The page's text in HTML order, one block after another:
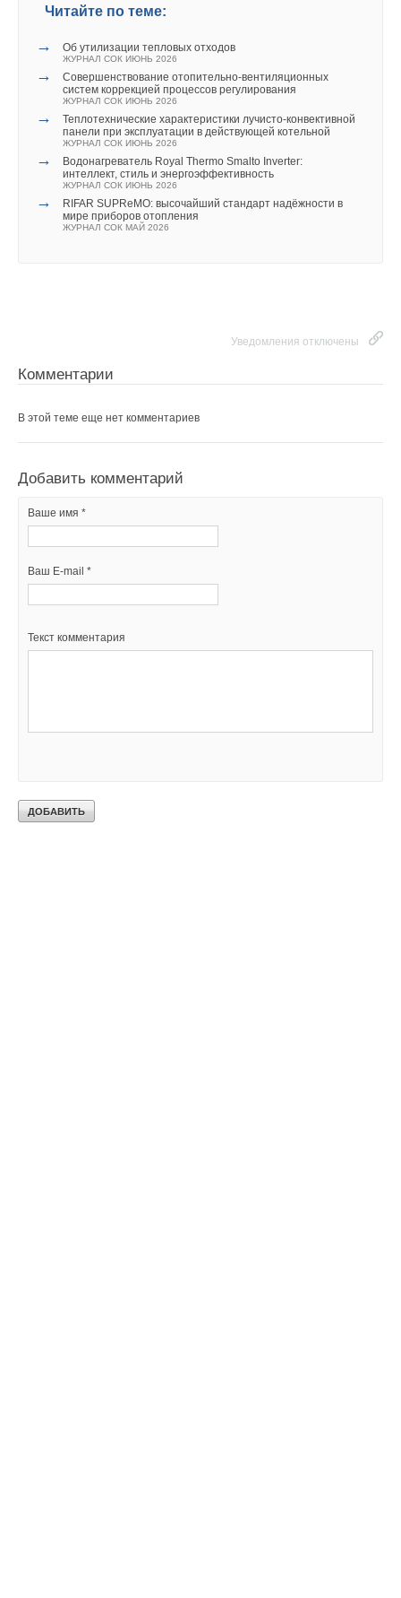
Читайте по теме:
→ Об утилизации тепловых отходов
ЖУРНАЛ СОК ИЮНЬ 2026
→
Совершенствование отопительно-вентиляционных
систем коррекцией процессов регулирования
ЖУРНАЛ СОК ИЮНЬ 2026
→
Теплотехнические характеристики лучисто-конвективной
панели при эксплуатации в действующей котельной
ЖУРНАЛ СОК ИЮНЬ 2026
→
Водонагреватель Royal Thermo Smalto Inverter:
интеллект, стиль и энергоэффективность
ЖУРНАЛ СОК ИЮНЬ 2026
→
RIFAR SUPReMO: высочайший стандарт надёжности в
мире приборов отопления
ЖУРНАЛ СОК МАЙ 2026
Уведомления отключены
Комментарии
В этой теме еще нет комментариев
Добавить комментарий
Ваше имя *
Ваш E-mail *
Текст комментария